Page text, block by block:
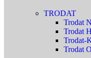
TRODAT
Trodat
Trodat
Trodat-
Trodat